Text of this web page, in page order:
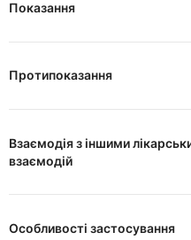
Показання
Протипоказання
Взаємодія з іншими
взаємодій
Особливості застосування